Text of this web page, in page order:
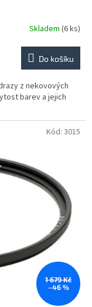
Skladem (6 ks)
Do košíku
z nekovových
barev a jejich
1 679 Kč
–46 %
Kód: 3015